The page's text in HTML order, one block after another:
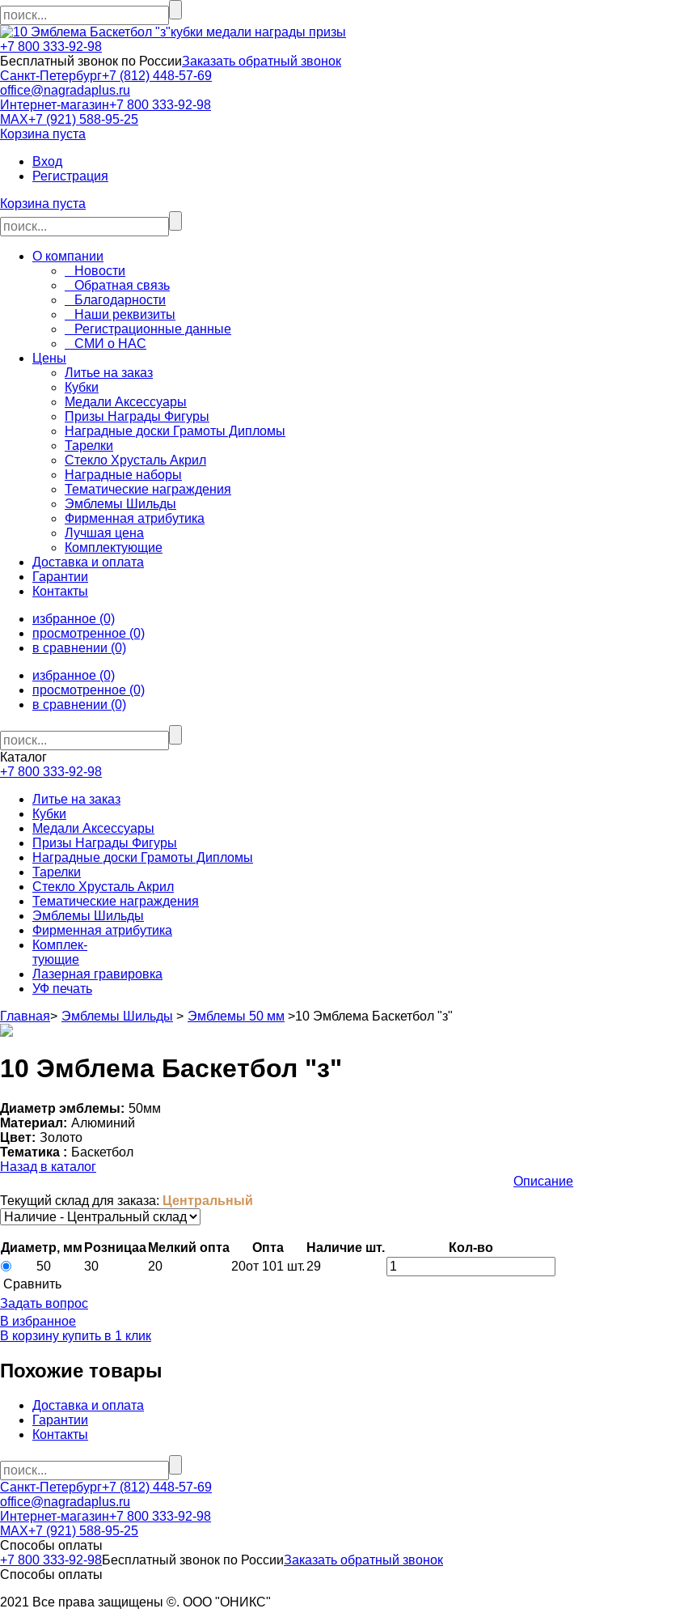
кубки медали награды призы
+7 800 333-92-98
Бесплатный звонок по РоссииЗаказать обратный звонок
Санкт-Петербург+7 (812) 448-57-69
office@nagradaplus.ru
Интернет-магазин+7 800 333-92-98
MAX+7 (921) 588-95-25
Корзина пуста
Вход
Регистрация
Корзина пуста
О компании
Новости
Обратная связь
Благодарности
Наши реквизиты
Регистрационные данные
СМИ о НАС
Цены
Литье на заказ
Кубки
Медали Аксессуары
Призы Награды Фигуры
Наградные доски Грамоты Дипломы
Тарелки
Стекло Хрусталь Акрил
Наградные наборы
Тематические награждения
Эмблемы Шильды
Фирменная атрибутика
Лучшая цена
Комплектующие
Доставка и оплата
Гарантии
Контакты
избранное (0)
просмотренное (0)
в сравнении (0)
избранное (0)
просмотренное (0)
в сравнении (0)
Каталог
+7 800 333-92-98
Литье на заказ
Кубки
Медали Аксессуары
Призы Награды Фигуры
Наградные доски Грамоты Дипломы
Тарелки
Стекло Хрусталь Акрил
Тематические награждения
Эмблемы Шильды
Фирменная атрибутика
Комплек-
тующие
Лазерная гравировка
УФ печать
Главная> Эмблемы Шильды > Эмблемы 50 мм >10 Эмблема Баскетбол "з"
10 Эмблема Баскетбол "з"
Диаметр эмблемы: 50мм
Материал: Алюминий
Цвет: Золото
Тематика : Баскетбол
Назад в каталог
Описание
Текущий склад для заказа: Центральный
Диаметр, мм Розницаa Мелкий оптa Оптa Наличие шт.
Кол-во
50
30 20 20от 101 шт. 29
Cравнить
Задать вопрос
В избранное
В корзину купить в 1 клик
Похожие товары
Доставка и оплата
Гарантии
Контакты
Санкт-Петербург+7 (812) 448-57-69
office@nagradaplus.ru
Интернет-магазин+7 800 333-92-98
MAX+7 (921) 588-95-25
Способы оплаты
+7 800 333-92-98Бесплатный звонок по РоссииЗаказать обратный звонок
Способы оплаты
2021 Все права защищены ©. ООО "ОНИКС"